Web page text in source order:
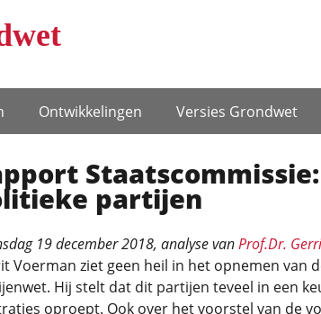
Ontwikke­lingen Versies Grondwet
partijen
19 december 2018, analyse vanProf.Dr.
Voerman ziet geen heil in het opnemen van
Hij stelt dat dit partijen teveel in een
oproept. Ook over het voorstel van de